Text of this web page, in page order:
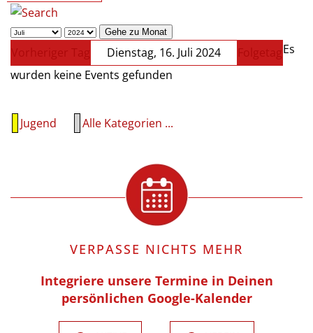
Gehe zu Monat
Vorheriger Tag Dienstag, 16. Juli 2024 FolgetagEs
wurden keine Events gefunden
Jugend Alle Kategorien ...
VERPASSE NICHTS MEHR
Integriere unsere Termine in Deinen
persönlichen Google-Kalender